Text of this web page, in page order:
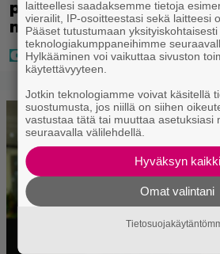
perhelomalla
mekko”
laitteellesi saadaksemme tietoja
vierailit, IP-osoitteestasi sekä laitteesi
Pääset tutustumaan
teknologiakumppaneihimme
Hylkääminen voi vaikuttaa sivuston
käytettävyyteen.
Jotkin teknologiamme voivat käsitellä
suostumusta, jos niillä on siihen
vastustaa tätä tai muuttaa asetuksiasi
seuraavalla välilehdellä.
Hyväksyn kaikki
Omat valintani